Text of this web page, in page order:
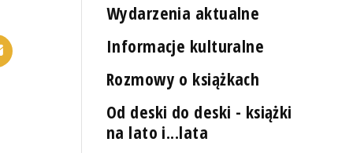
Wydarzenia aktualne
Informacje kulturalne
Rozmowy o książkach
Od deski do deski - książki
na lato i...lata